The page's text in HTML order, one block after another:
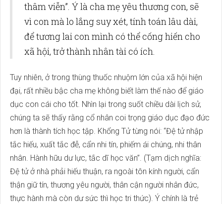
thâm viễn”. Ý là cha mẹ yêu thương con, sẽ
vì con mà lo lắng suy xét, tính toán lâu dài,
để tương lai con mình có thể cống hiến cho
xã hội, trở thành nhân tài có ích.
Tuy nhiên, ở trong thùng thuốc nhuộm lớn của xã hội hiện
đại, rất nhiều bậc cha mẹ không biết làm thế nào để giáo
dục con cái cho tốt. Nhìn lại trong suốt chiều dài lịch sử,
chúng ta sẽ thấy rằng cổ nhân coi trọng giáo dục đạo đức
hơn là thành tích học tập. Khổng Tử từng nói: “Đệ tử nhập
tắc hiếu, xuất tắc đễ, cẩn nhi tín, phiếm ái chúng, nhi thân
nhân. Hành hữu dư lực, tắc dĩ học văn”. (Tạm dịch nghĩa:
Đệ tử ở nhà phải hiếu thuận, ra ngoài tôn kính người, cẩn
thận giữ tín, thương yêu người, thân cận người nhân đức,
thực hành mà còn dư sức thì học tri thức). Ý chính là trẻ